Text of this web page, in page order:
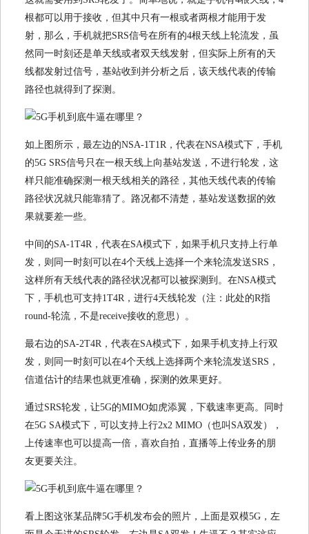
根都可以用于接收，但其中只有一根或者两根才能用于发
射，那么，手机就把SRS信号在所有的4根天线上轮流发，虽
然同一时刻还是单天线或者双天线发射，但实际上所有的天
线都发射过信号，基站收到并分析之后，该天线代表的传输
路径也就得到了探测。
如上图所示，最左边的NSA-1T1R，代表在NSA模式下，手机
的5G SRS信号只在一根天线上向基站发送，不进行轮发，这
样只能准确探测一根天线相关的路径，其他天线代表的传输
路径状况就只能靠猜了。路况都不清楚，基站发送数据的效
果就要差一些。
中间的SA-1T4R，代表在SA模式下，如果手机只支持上行单
发，则同一时刻可以在4个天线上选择一个来轮流发送SRS，
这样所有天线代表的路径状况都可以被探测到。在NSA模式
下，手机也可支持1T4R，进行4天线轮发（注：此处的R指
round-轮流，不是receive接收的意思）。
最右边的SA-2T4R，代表在SA模式下，如果手机支持上行双
发，则同一时刻可以在4个天线上选择两个来轮流发送SRS，
信道估计的结果也就更准确，探测的效果更好。
通过SRS轮发，让5G的MIMO如虎添翼，下载速率更高。同时
在5G SA模式下，可以支持上行2x2 MIMO（也叫SA双发），
上传速率也可以提高一倍，喜欢自拍，直播等上传业务的朋
友更要关注。
看上图这张某品牌5G手机发布会的照片，上面是双模5G，左